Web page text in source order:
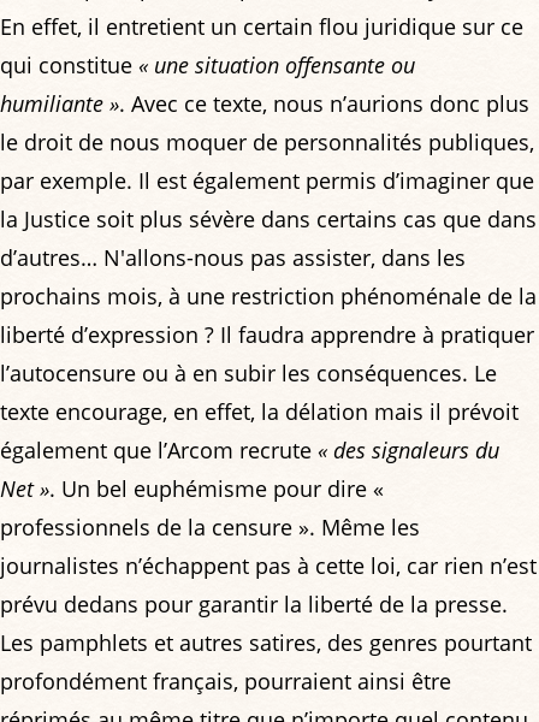
En effet, il entretient un certain flou juridique sur ce
qui constitue « une situation offensante ou
humiliante ». Avec ce texte, nous n’aurions donc plus
le droit de nous moquer de personnalités publiques,
par exemple. Il est également permis d’imaginer que
la Justice soit plus sévère dans certains cas que dans
d’autres… N'allons-nous pas assister, dans les
prochains mois, à une restriction phénoménale de la
liberté d’expression ? Il faudra apprendre à pratiquer
l’autocensure ou à en subir les conséquences. Le
texte encourage, en effet, la délation mais il prévoit
également que l’Arcom recrute « des signaleurs du
Net ». Un bel euphémisme pour dire «
professionnels de la censure ». Même les
journalistes n’échappent pas à cette loi, car rien n’est
prévu dedans pour garantir la liberté de la presse.
Les pamphlets et autres satires, des genres pourtant
profondément français, pourraient ainsi être